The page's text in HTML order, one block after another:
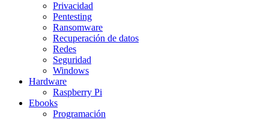
Privacidad
Pentesting
Ransomware
Recuperación de datos
Redes
Seguridad
Windows
Hardware
Raspberry Pi
Ebooks
Programación